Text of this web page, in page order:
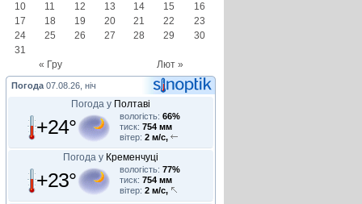
« Гру Лют »
10
11 12 13 14 15
16
17
18 19 20 21 22
23
24
25 26 27 28 29
30
31
Погода 07.08.26, ніч
Погода у Полтаві
+24° вологість: 66%
тиск: 754 мм
вітер: 2 м/с,
Погода у Кременчуці
+23° вологість: 77%
тиск: 754 мм
вітер: 2 м/с,